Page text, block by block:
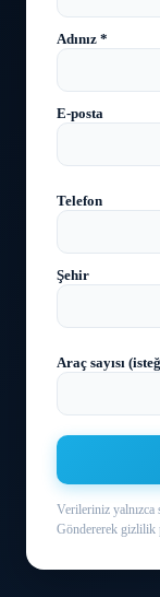
Adınız *
E-posta
Telefon
Şehir
Araç sayısı
Verileriniz yalnızca
Göndererek gizlilik